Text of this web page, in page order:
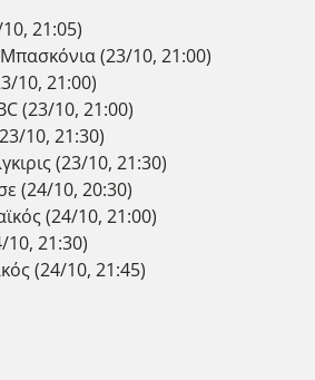
21:05)
(23/10, 21:00)
10, 21:00)
(23/10, 21:00)
10, 21:30)
(23/10, 21:30)
(24/10, 20:30)
(24/10, 21:00)
10, 21:30)
(24/10, 21:45)